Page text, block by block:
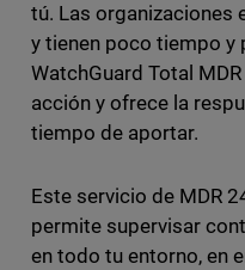
tú. Las organizaciones
y tienen poco tiempo y
WatchGuard Total
acción y ofrece la
tiempo de aportar.
Este servicio de MDR
permite supervisar
en todo tu entorno, en